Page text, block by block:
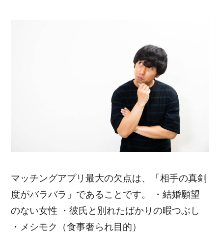
マッチングアプリ最大の欠点は、「相手の真剣
度がバラバラ」であることです。 ・結婚願望
のない女性 ・彼氏と別れたばかりの暇つぶし
・メシモク（食事奢られ目的）